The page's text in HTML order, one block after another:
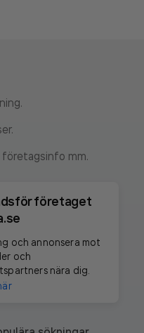
mm.
företaget
och annonsera mot
och
nära dig.